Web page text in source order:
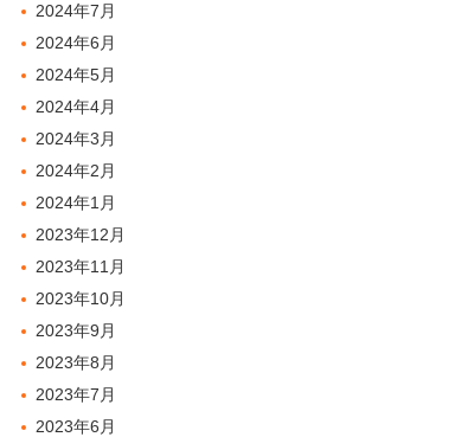
2024年7月
2024年6月
2024年5月
2024年4月
2024年3月
2024年2月
2024年1月
2023年12月
2023年11月
2023年10月
2023年9月
2023年8月
2023年7月
2023年6月